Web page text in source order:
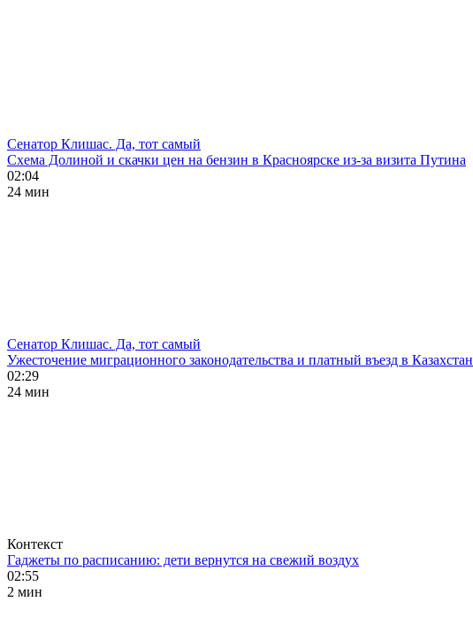
Сенатор Клишас. Да, тот самый
Схема Долиной и скачки цен на бензин в Красноярске из-за визита Путина
02:04
24 мин
Сенатор Клишас. Да, тот самый
Ужесточение миграционного законодательства и платный въезд в Казахстан
02:29
24 мин
Контекст
Гаджеты по расписанию: дети вернутся на свежий воздух
02:55
2 мин